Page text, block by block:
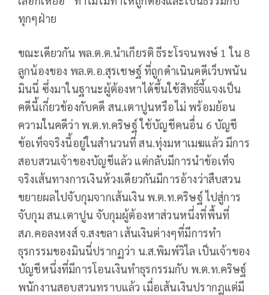
ทุกๆฝ่าย
ขณะเดียวกัน พล.ต.ต.นำเกียรติ ธีระโรจนพงษ์ 1 ใน 8
ลูกน้องของ พล.ต.อ.สุรเชษฐ์ ที่ถูกดำเนินคดีเว็บพนัน
มินนี่ ซึ่งมาในฐานะผู้ต้องหาได้ขึ้นใช้สิทธิ์จี้แจงเป็น
คดีนี้เกี่ยวข้องกับคดี สน.เตาปูนหรือไม่ พร้อมย้อน
ความในคดีว่า พ.ต.ท.คริษฐ์ ใช้บัญชีคนอื่น 6 บัญชี
ข้อเท็จจริงนี้อยู่ในสำนวนที่ สน.ทุ่งมหาเมฆแล้ว มีการ
สอบสวนเจ้าของบัญชีแล้ว แต่กลับมีการนำข้อเท็จ
จริงเส้นทางการเงินห้วงเดียวกันมีการอ้างว่าสืบสวน
ขยายผลไปจับกุมจากเส้นเงิน พ.ต.ท.คริษฐ์ ไปสู่การ
จับกุม สน.เตาปูน จับกุมผู้ต้องหาส่วนหนึ่งที่พื้นที่
สภ.คอลงหงส์ จ.สงขลา เส้นเงินต่างๆที่มีการทำ
ธุรกรรมของมินนี่ปรากฏว่า น.ส.พิมพ์วิไล เป็นเจ้าของ
บัญชีหนึ่งที่มีการโอนเงินทำธุรกรรมกับ พ.ต.ท.คริษฐ์
พนักงานสอบสวนทราบแล้ว เมื่อเส้นเงินปรากฎแต่มี